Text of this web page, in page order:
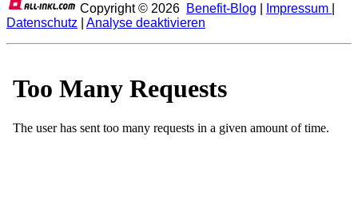
Copyright © 2026 Benefit-Blog Impressum
Datenschutz
Analyse deaktivieren